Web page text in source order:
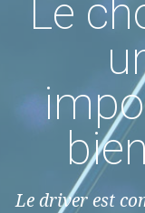
Le
Le driver est